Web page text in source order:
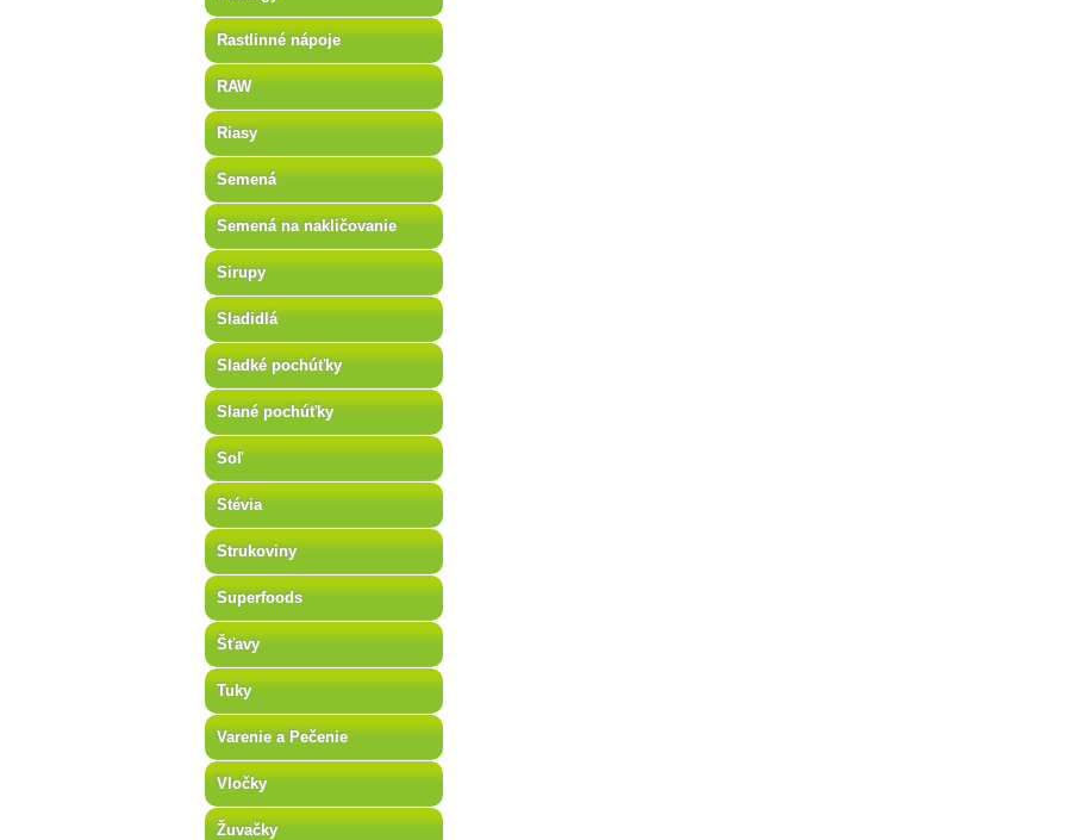
Rastlinné nápoje
RAW
Riasy
Semená
Semená na nakličovanie
Sirupy
Sladidlá
Sladké pochúťky
Slané pochúťky
Soľ
Stévia
Strukoviny
Superfoods
Šťavy
Tuky
Varenie a Pečenie
Vločky
Žuvačky